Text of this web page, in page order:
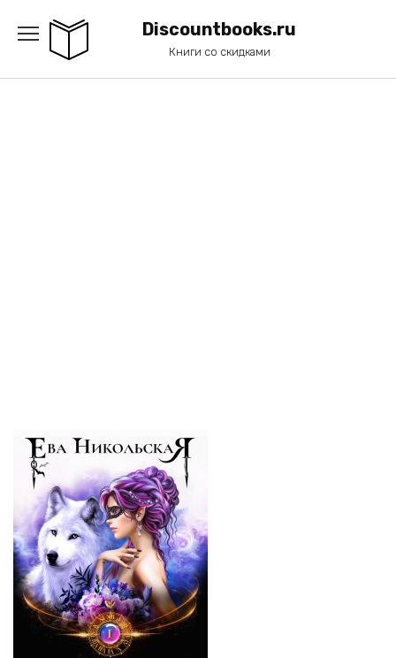
содержанию
Discountbooks.ru
Книги со скидками